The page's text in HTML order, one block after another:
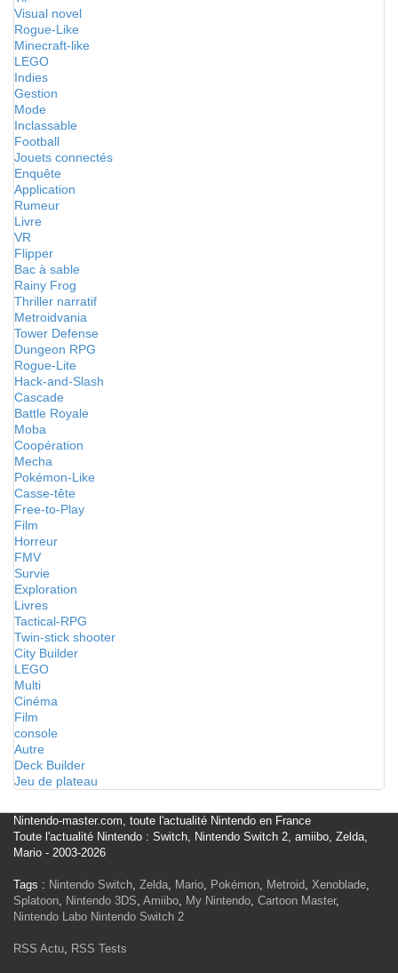
Visual novel
Rogue-Like
Minecraft-like
LEGO
Indies
Gestion
Mode
Inclassable
Football
Jouets connectés
Enquête
Application
Rumeur
Livre
VR
Flipper
Bac à sable
Rainy Frog
Thriller narratif
Metroidvania
Tower Defense
Dungeon RPG
Rogue-Lite
Hack-and-Slash
Cascade
Battle Royale
Moba
Coopération
Mecha
Pokémon-Like
Casse-tête
Free-to-Play
Film
Horreur
FMV
Survie
Exploration
Livres
Tactical-RPG
Twin-stick shooter
City Builder
LEGO
Multi
Cinéma
Film
console
Autre
Deck Builder
Jeu de plateau
Nintendo-master.com, toute l'actualité Nintendo en France
Toute l'actualité Nintendo : Switch, Nintendo Switch 2, amiibo, Zelda,
Mario - 2003-2026
Tags : Nintendo Switch, Zelda, Mario, Pokémon, Metroid, Xenoblade,
Splatoon, Nintendo 3DS, Amiibo, My Nintendo, Cartoon Master,
Nintendo Labo Nintendo Switch 2
RSS Actu, RSS Tests